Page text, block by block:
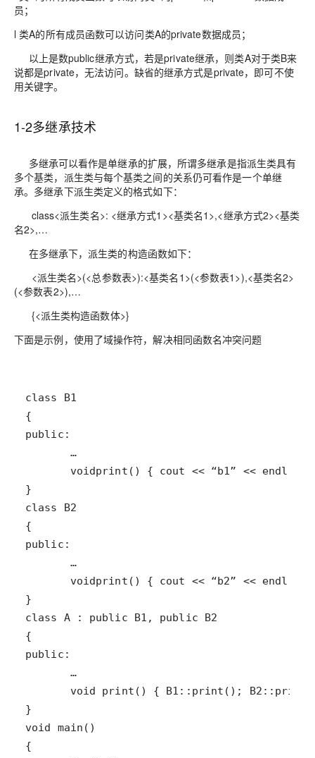
员；
l 类A的所有成员函数可以访问类A的private数据成员；
以上是数public继承方式，若是private继承，则类A对于类B来
说都是private，无法访问。 缺省的继承方式是private，即可不使
用关键字。
1-2多继承技术
多继承可以看作是单继承的扩展，所谓多继承是指派生类具有
多个基类，派生类与每个基类之间的关系仍可看作是一个单继
承。多继承下派生类定义的格式如下：
class<派生类名>: <继承方式1><基类名1>,<继承方式2><基类
名2>,…
在多继承下，派生类的构造函数如下：
<派生类名>(<总参数表>):<基类名1>(<参数表1>),<基类名2>
(<参数表2>),…
{<派生类构造函数体>}
下面是示例，使用了域操作符，解决相同函数名冲突问题
       …
       …
       …